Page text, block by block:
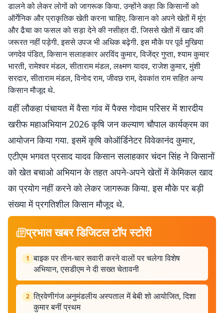
डालने को लेकर लोगों को जागरूक किया. उन्होंने कहा कि किसानों को
ऑर्गेनिक और प्राकृतिक खेती करना चाहिए. किसान को अपने खेतों में मूंग
और ढैचा का फसल को सड़ा देने की नसीहत दी. जिससे खेतों में खाद की
जरूरत नहीं पड़ेगी. इससे उपज भी अधिक बढ़ेगी. इस मौके पर पूर्व मुखिया
जगदेव पंडित, किसान सलाहकार अरविंद कुमार, विजेंद्र गुप्ता, श्याम कुमार
भारती, रामेश्वर मंडल, सीताराम मंडल, लक्ष्मण यादव, राजेश कुमार, मुंशी
सरदार, सीताराम मंडल, विनोद राम, जीवछ राम, देवकांत राम सहित अन्य
किसान मौजूद थे.
वहीं लौकहा पंचायत में वैसा गांव में पैक्स गोदाम परिसर में शारदीय
खरीफ महाअभियान 2026 कृषि जन कल्याण चौपाल कार्यक्रम का
आयोजन किया गया. इसमें कृषि कोऑर्डिनेटर विवेकानंद कुमार,
एटीएम भगवत प्रसाद यादव किसान सलाहकार चंदन सिंह ने किसानों
को खेत बचाओ अभियान के तहत अपने-अपने खेतों में केमिकल खाद
का प्रयोग नहीं करने को लेकर जागरूक किया. इस मौके पर बड़ी
संख्या में प्रगतिशील किसान मौजूद थे.
प्रभात खबर डिजिटल टॉप स्टोरी
1 बाइक पर तीन-चार सवारी करने वालों पर चलेगा विशेष
अभियान, एसडीएम ने दी सख्त चेतावनी
2 त्रिवेणीगंज अनुमंडलीय अस्पताल में बेबी शो आयोजित, दिशा
कुमार बनीं प्रथम